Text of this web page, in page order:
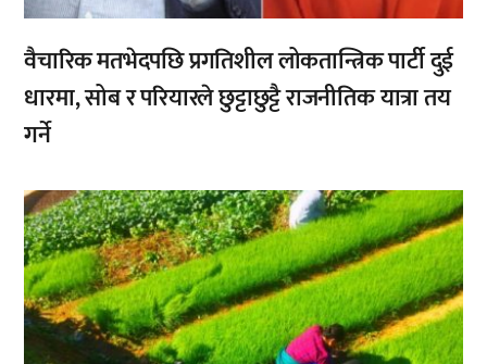
वैचारिक मतभेदपछि प्रगतिशील लोकतान्त्रिक पार्टी दुई
धारमा, सोब र परियारले छुट्टाछुट्टै राजनीतिक यात्रा तय
गर्ने
,